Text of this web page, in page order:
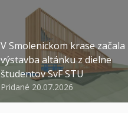
V Smolenickom krase začala
výstavba altánku z dielne
študentov SvF STU
Pridané 20.07.2026